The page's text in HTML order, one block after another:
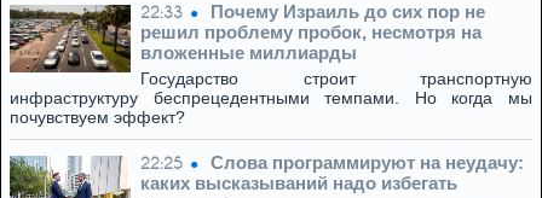
22:33
Почему Израиль до сих пор не
решил проблему пробок, несмотря на
вложенные миллиарды
Государство строит транспортную
инфраструктуру беспрецедентными темпами. Но когда мы
почувствуем эффект?
22:25
Слова программируют на неудачу:
каких высказываний надо избегать